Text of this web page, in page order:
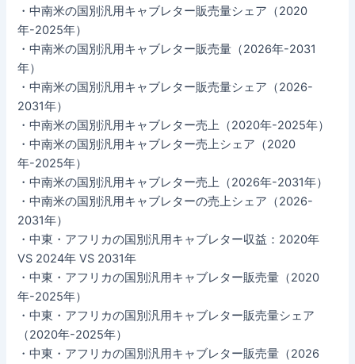
・中南米の国別汎用キャブレター販売量シェア（2020
年-2025年）
・中南米の国別汎用キャブレター販売量（2026年-2031
年）
・中南米の国別汎用キャブレター販売量シェア（2026-
2031年）
・中南米の国別汎用キャブレター売上（2020年-2025年）
・中南米の国別汎用キャブレター売上シェア（2020
年-2025年）
・中南米の国別汎用キャブレター売上（2026年-2031年）
・中南米の国別汎用キャブレターの売上シェア（2026-
2031年）
・中東・アフリカの国別汎用キャブレター収益：2020年
VS 2024年 VS 2031年
・中東・アフリカの国別汎用キャブレター販売量（2020
年-2025年）
・中東・アフリカの国別汎用キャブレター販売量シェア
（2020年-2025年）
・中東・アフリカの国別汎用キャブレター販売量（2026